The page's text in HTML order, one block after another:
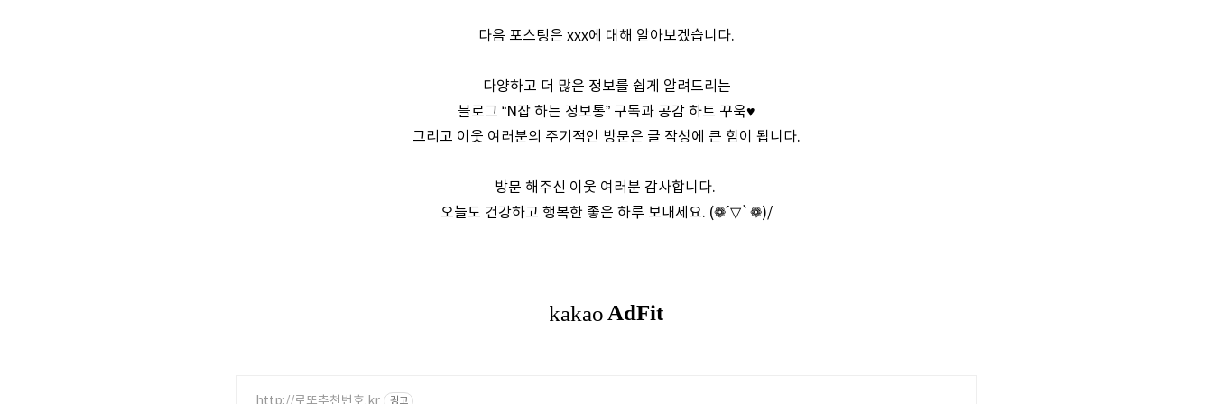
다음 포스팅은 xxx에 대해 알아보겠습니다.
다양하고 더 많은 정보를 쉽게 알려드리는
블로그 “N잡 하는 정보통” 구독과 공감 하트 꾸욱♥
그리고 이웃 여러분의 주기적인 방문은 글 작성에 큰 힘이 됩니다.
방문 해주신 이웃 여러분 감사합니다.
오늘도 건강하고 행복한 좋은 하루 보내세요. (❁´▽`❁)/
http://로또추천번호.kr 광고